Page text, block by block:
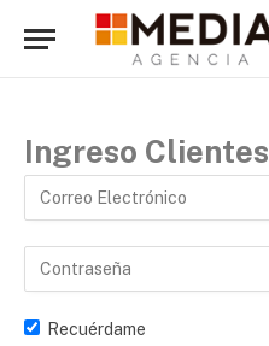
Ingreso Clientes
Recuérdame